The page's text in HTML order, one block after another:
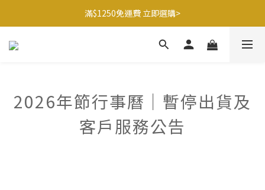
滿$1250免運費 立即選購>
滿$1250免運費 立即選購>
父親節送健康 禮盒$1080起 >
滿$1250免運費 立即選購>
2026年節行事曆｜暫停出貨及
客戶服務公告